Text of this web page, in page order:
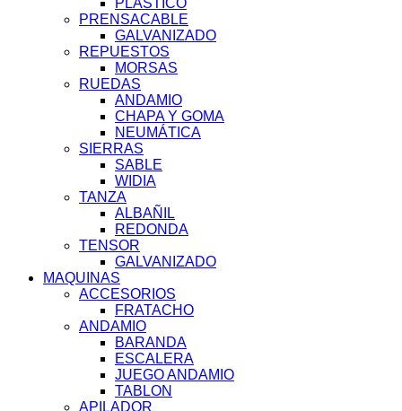
PLASTICO
PRENSACABLE
GALVANIZADO
REPUESTOS
MORSAS
RUEDAS
ANDAMIO
CHAPA Y GOMA
NEUMÁTICA
SIERRAS
SABLE
WIDIA
TANZA
ALBAÑIL
REDONDA
TENSOR
GALVANIZADO
MAQUINAS
ACCESORIOS
FRATACHO
ANDAMIO
BARANDA
ESCALERA
JUEGO ANDAMIO
TABLON
APILADOR